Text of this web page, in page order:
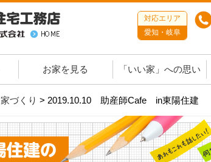
対応エリア
愛知・岐阜
お家を見る 「いい家」への思い
家づくり > 2019.10.10 助産師Cafe in東陽住建